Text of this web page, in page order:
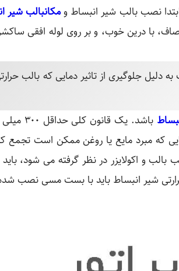
نصب بالب شیر انبساط ومکانبالب شیر
صاف، با درین خوب، و بر روی لوله افقی
به دلیل جلوگیری از تاثیر دمایی که بالب
باشد. یک
که مبرد مایع یا روغن ممکن است
بالب و اکولایزر در نظر گرفته می شود،